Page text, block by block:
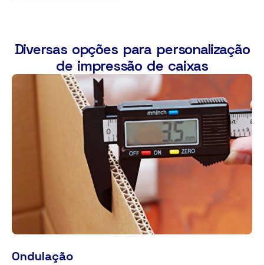
Diversas opções para personalização
de impressão de caixas
Ondulação